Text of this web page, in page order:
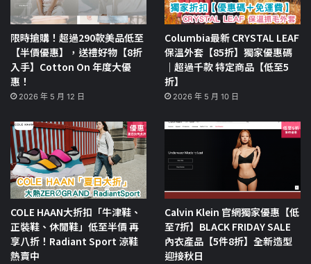
限時搶購！超過290款美品低至
【半價優惠】，送禮好物【8折
入手】Cotton On 年度大優
惠！
2026 年 5 月 12 日
Columbia最新 CRYSTAL LEAF
保溫外套【85折】獨家優惠碼
｜超過千款 特定商品【低至5
折】
2026 年 5 月 10 日
COLE HAAN大折扣「牛津鞋、
正裝鞋、休閒鞋」低至半價 再
享八折！Radiant Sport 涼鞋
熱賣中
Calvin Klein 官網獨家優惠【低
至7折】BLACK FRIDAY SALE
內衣產品【5件8折】全新造型
迎接秋日